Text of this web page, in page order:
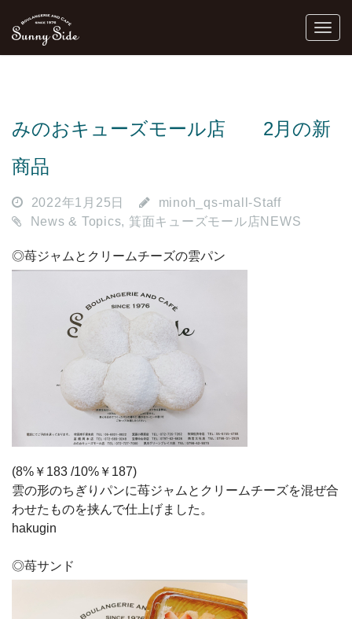
みのおキューズモール店 2月の新
商品
2022年1月25日
minoh_qs-mall-Staff
News & Topics, 箕面キューズモール店NEWS
◎苺ジャムとクリームチーズの雲パン
(8%￥183 /10%￥187)
雲の形のちぎりパンに苺ジャムとクリームチーズを混ぜ合
わせたものを挟んで仕上げました。
hakugin
◎苺サンド